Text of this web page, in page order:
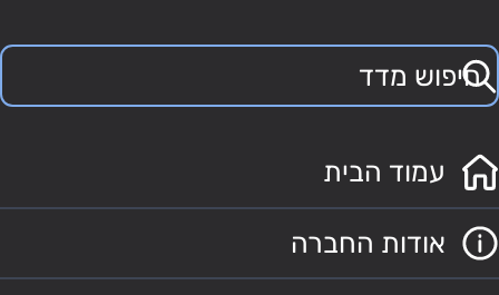
עמוד הבית
אודות החברה